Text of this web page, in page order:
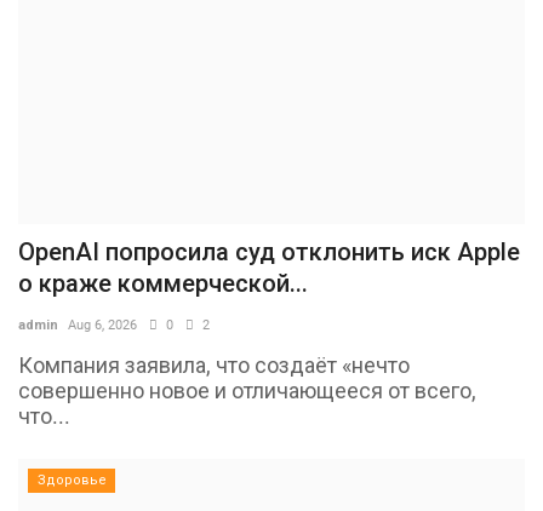
OpenAI попросила суд отклонить иск Apple
о краже коммерческой...
admin Aug 6, 2026 0 2
Компания заявила, что создаёт «нечто
совершенно новое и отличающееся от всего,
что...
Здоровье